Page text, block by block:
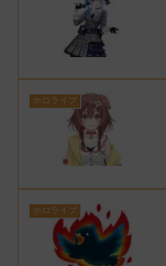
ホロライブ
ホロライブ